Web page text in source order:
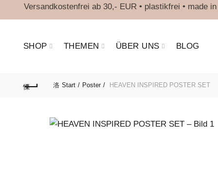
Versandkostenfrei ab 30,- EUR • plastikfrei • made
SHOP THEMEN ÜBER UNS BLOG
Start Poster HEAVEN INSPIRED POSTER SET